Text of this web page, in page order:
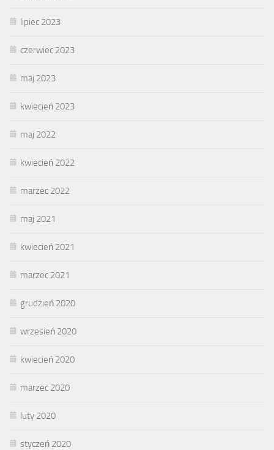
lipiec 2023
czerwiec 2023
maj 2023
kwiecień 2023
maj 2022
kwiecień 2022
marzec 2022
maj 2021
kwiecień 2021
marzec 2021
grudzień 2020
wrzesień 2020
kwiecień 2020
marzec 2020
luty 2020
styczeń 2020